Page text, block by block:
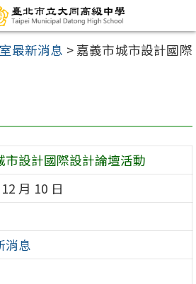
最新消息 > 嘉義市城市設計國際
市設計國際設計論壇活動
月 10 日
消息